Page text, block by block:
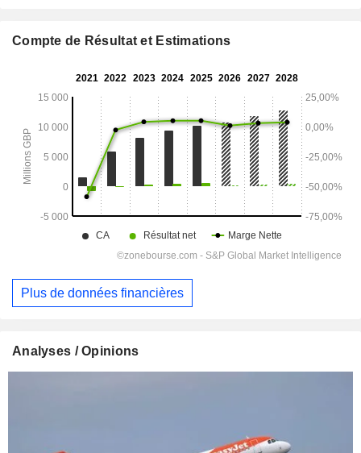
Compte de Résultat et Estimations
Plus de données financières
Analyses / Opinions